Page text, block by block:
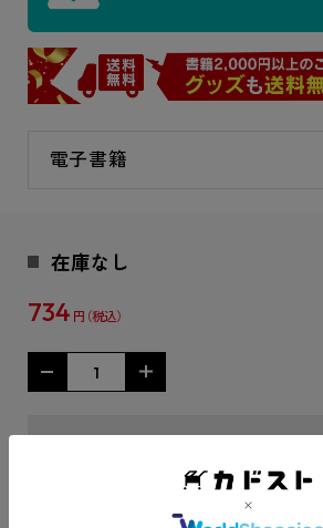
電子書籍
在庫なし
734 円